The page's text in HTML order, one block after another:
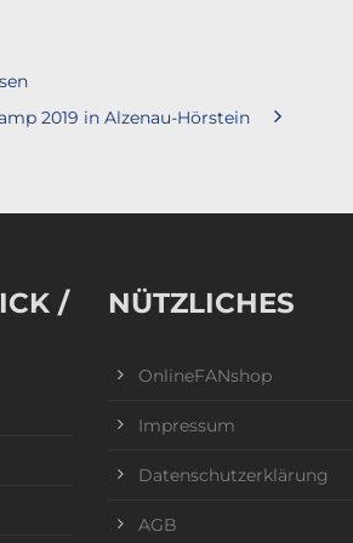
2019 in Alzenau-Hörstein
/
NÜTZLICHES
OnlineFANshop
Impressum
Datenschutzerklärung
AGB